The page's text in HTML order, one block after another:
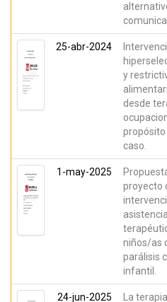
25-abr-2024
y
desde
propósito
caso.
1-may-2025
proyecto
asistencia
niños/as
parálisis
infantil.
24-jun-2025 La terapia